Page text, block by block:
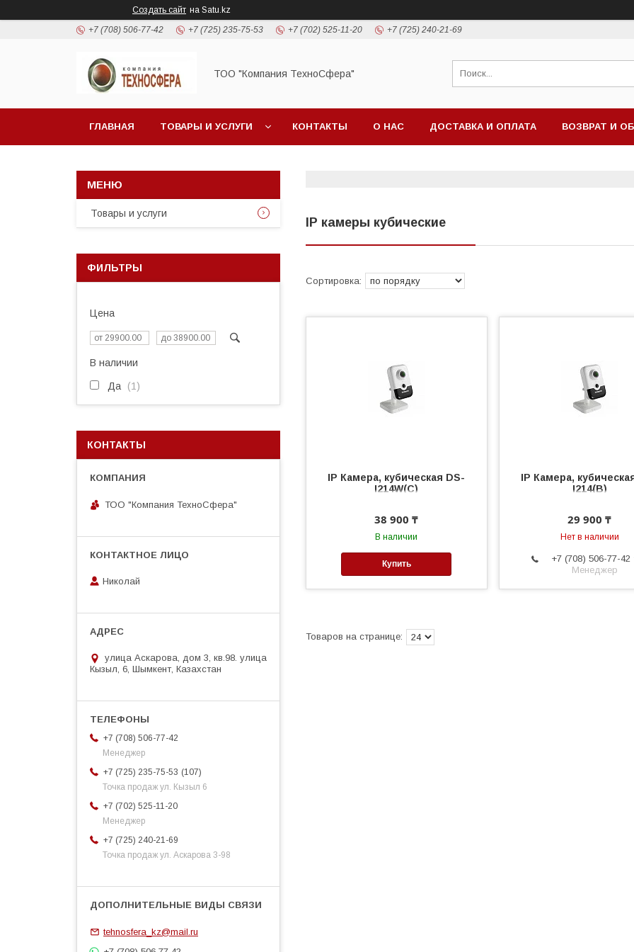
Создать сайт на Satu.kz
+7 (708) 506-77-42 +7 (725) 235-75-53 +7 (702) 525-11-20 +7 (725) 240-21-69
ТОО "Компания ТехноСфера"
ГЛАВНАЯ ТОВАРЫ И УСЛУГИ КОНТАКТЫ О НАС ДОСТАВКА И ОПЛАТА ВОЗВРАТ И
IP камеры кубические
IP Камера, кубическая DS-
I214W(C)
38 900 ₸
В наличии
Купить
IP Камера,
I214(B)
29 900 ₸
Нет в наличии
+7 (708) 506-77-42
Менеджер
Товары и услуги
ФИЛЬТРЫ
Цена
В наличии
Да 1
КОНТАКТЫ
ТОО "Компания ТехноСфера"
Николай
улица Аскарова, дом 3, кв.98. улица
Кызыл, 6, Шымкент, Казахстан
+7 (708) 506-77-42
Менеджер
+7 (725) 235-75-53
107
Точка продаж ул. Кызыл 6
+7 (702) 525-11-20
Менеджер
+7 (725) 240-21-69
Точка продаж ул. Аскарова 3-98
tehnosfera_kz@mail.ru